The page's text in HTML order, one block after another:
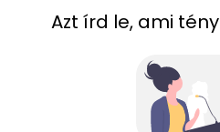
Azt írd le, ami